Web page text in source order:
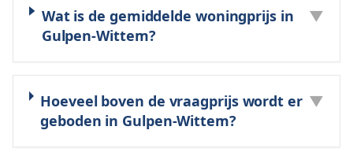
Wat is de gemiddelde woningprijs in
Gulpen-Wittem?
▼
Hoeveel boven de vraagprijs wordt er
geboden in Gulpen-Wittem?
▼